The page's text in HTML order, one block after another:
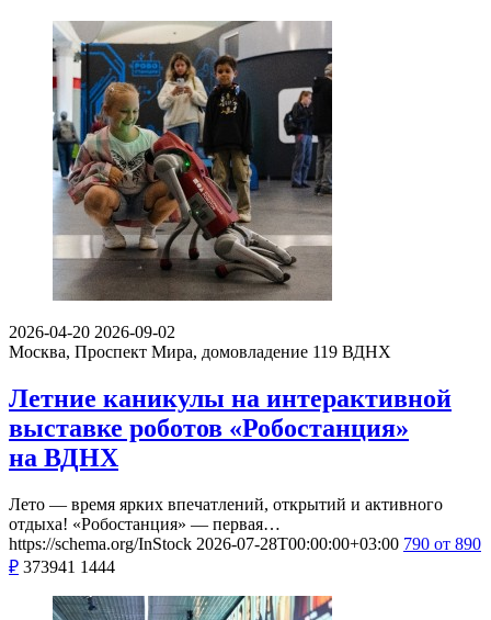
2026-04-20 2026-09-02
Москва, Проспект Мира, домовладение 119 ВДНХ
Летние каникулы на интерактивной
выставке роботов «Робостанция»
на ВДНХ
Лето — время ярких впечатлений, открытий и активного
отдыха! «Робостанция» — первая…
https://schema.org/InStock 2026-07-28T00:00:00+03:00 790 от 890
₽ 373941 1444